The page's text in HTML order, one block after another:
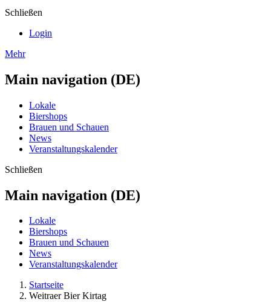
Schließen
Login
Mehr
Main navigation (DE)
Lokale
Biershops
Brauen und Schauen
News
Veranstaltungskalender
Schließen
Main navigation (DE)
Lokale
Biershops
Brauen und Schauen
News
Veranstaltungskalender
Startseite
Weitraer Bier Kirtag